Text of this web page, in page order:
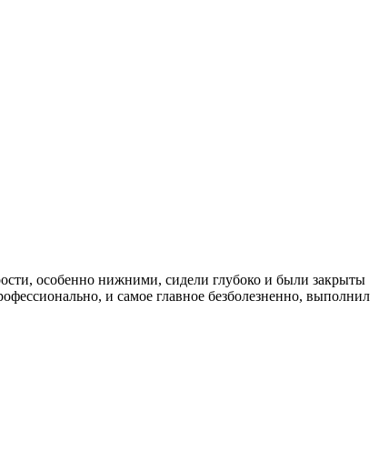
особенно нижними, сидели глубоко и были закрыты
и самое главное безболезненно, выполнил